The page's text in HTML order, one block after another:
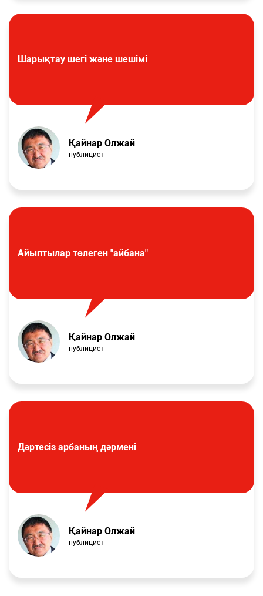
Шарықтау шегі және шешімі
Қайнар Олжай
публицист
Айыптылар төлеген "айбана"
Қайнар Олжай
публицист
Дәртесіз арбаның дәрмені
Қайнар Олжай
публицист